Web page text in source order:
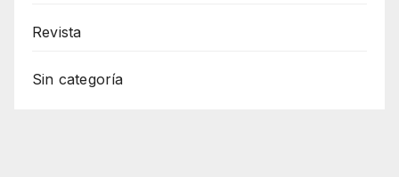
Revista
Sin categoría